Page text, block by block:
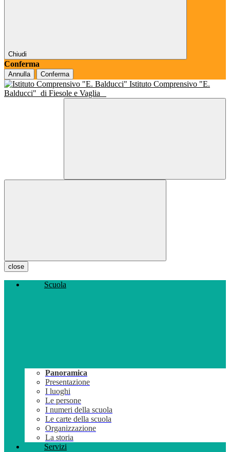
Chiudi
Conferma
Annulla Conferma
Istituto Comprensivo "E.
Balducci" di Fiesole e Vaglia
close
Scuola
Panoramica
Presentazione
I luoghi
Le persone
I numeri della scuola
Le carte della scuola
Organizzazione
La storia
Servizi